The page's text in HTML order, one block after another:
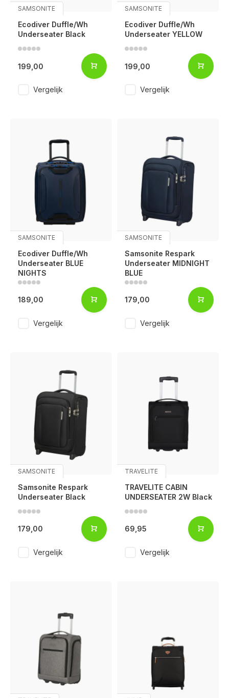
SAMSONITE
Ecodiver Duffle/Wh
Underseater Black
199,00
Vergelijk
SAMSONITE
Ecodiver Duffle/Wh
Underseater YELLOW
199,00
Vergelijk
SAMSONITE
Ecodiver Duffle/Wh
Underseater BLUE
NIGHTS
189,00
Vergelijk
SAMSONITE
Samsonite Respark
Underseater MIDNIGHT
BLUE
179,00
Vergelijk
SAMSONITE
Samsonite Respark
Underseater Black
179,00
Vergelijk
TRAVELITE
TRAVELITE CABIN
UNDERSEATER 2W Black
69,95
Vergelijk